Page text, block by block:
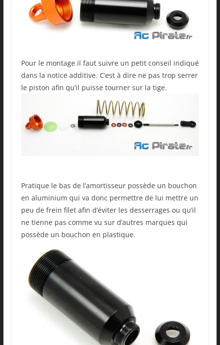
Pour le montage il faut suivre un petit conseil indiqué
dans la notice additive. C’est à dire ne pas trop serrer
le piston afin qu’il puisse tourner sur la tige.
Pratique le bas de l’amortisseur possède un bouchon
en aluminium qui va donc permettre de lui mettre un
peu de frein filet afin d’éviter les desserrages ou qu’il
ne tienne pas comme vu sur d’autres marques qui
possède un bouchon en plastique.